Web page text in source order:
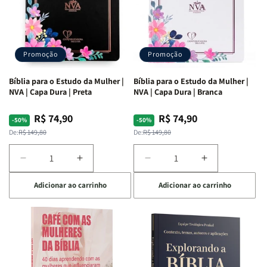
Promoção
Bíblia para o Estudo da Mulher |
NVA | Capa Dura | Preta
-50%
Preço
normal
De:R$ 149,80
Preço
promocional
R$ 74,90
Diminuir
a
quantidade
de
Bíblia
para
Estudo
da
Aumentar
a
quantidade
de
Bíblia
para
o
Estudo
da
Adicionar ao carrinho
Promoção
Bíblia para o Estudo da Mulher |
NVA | Capa Dura | Branca
-50%
Preço
normal
De:R$ 149,80
Preço
promocional
R$ 74,90
Diminuir
a
quantidade
de
Bíblia
o
Estudo
da
Aumentar
a
quantidade
de
Bíblia
para
o
Estudo
Adicionar ao carrinho